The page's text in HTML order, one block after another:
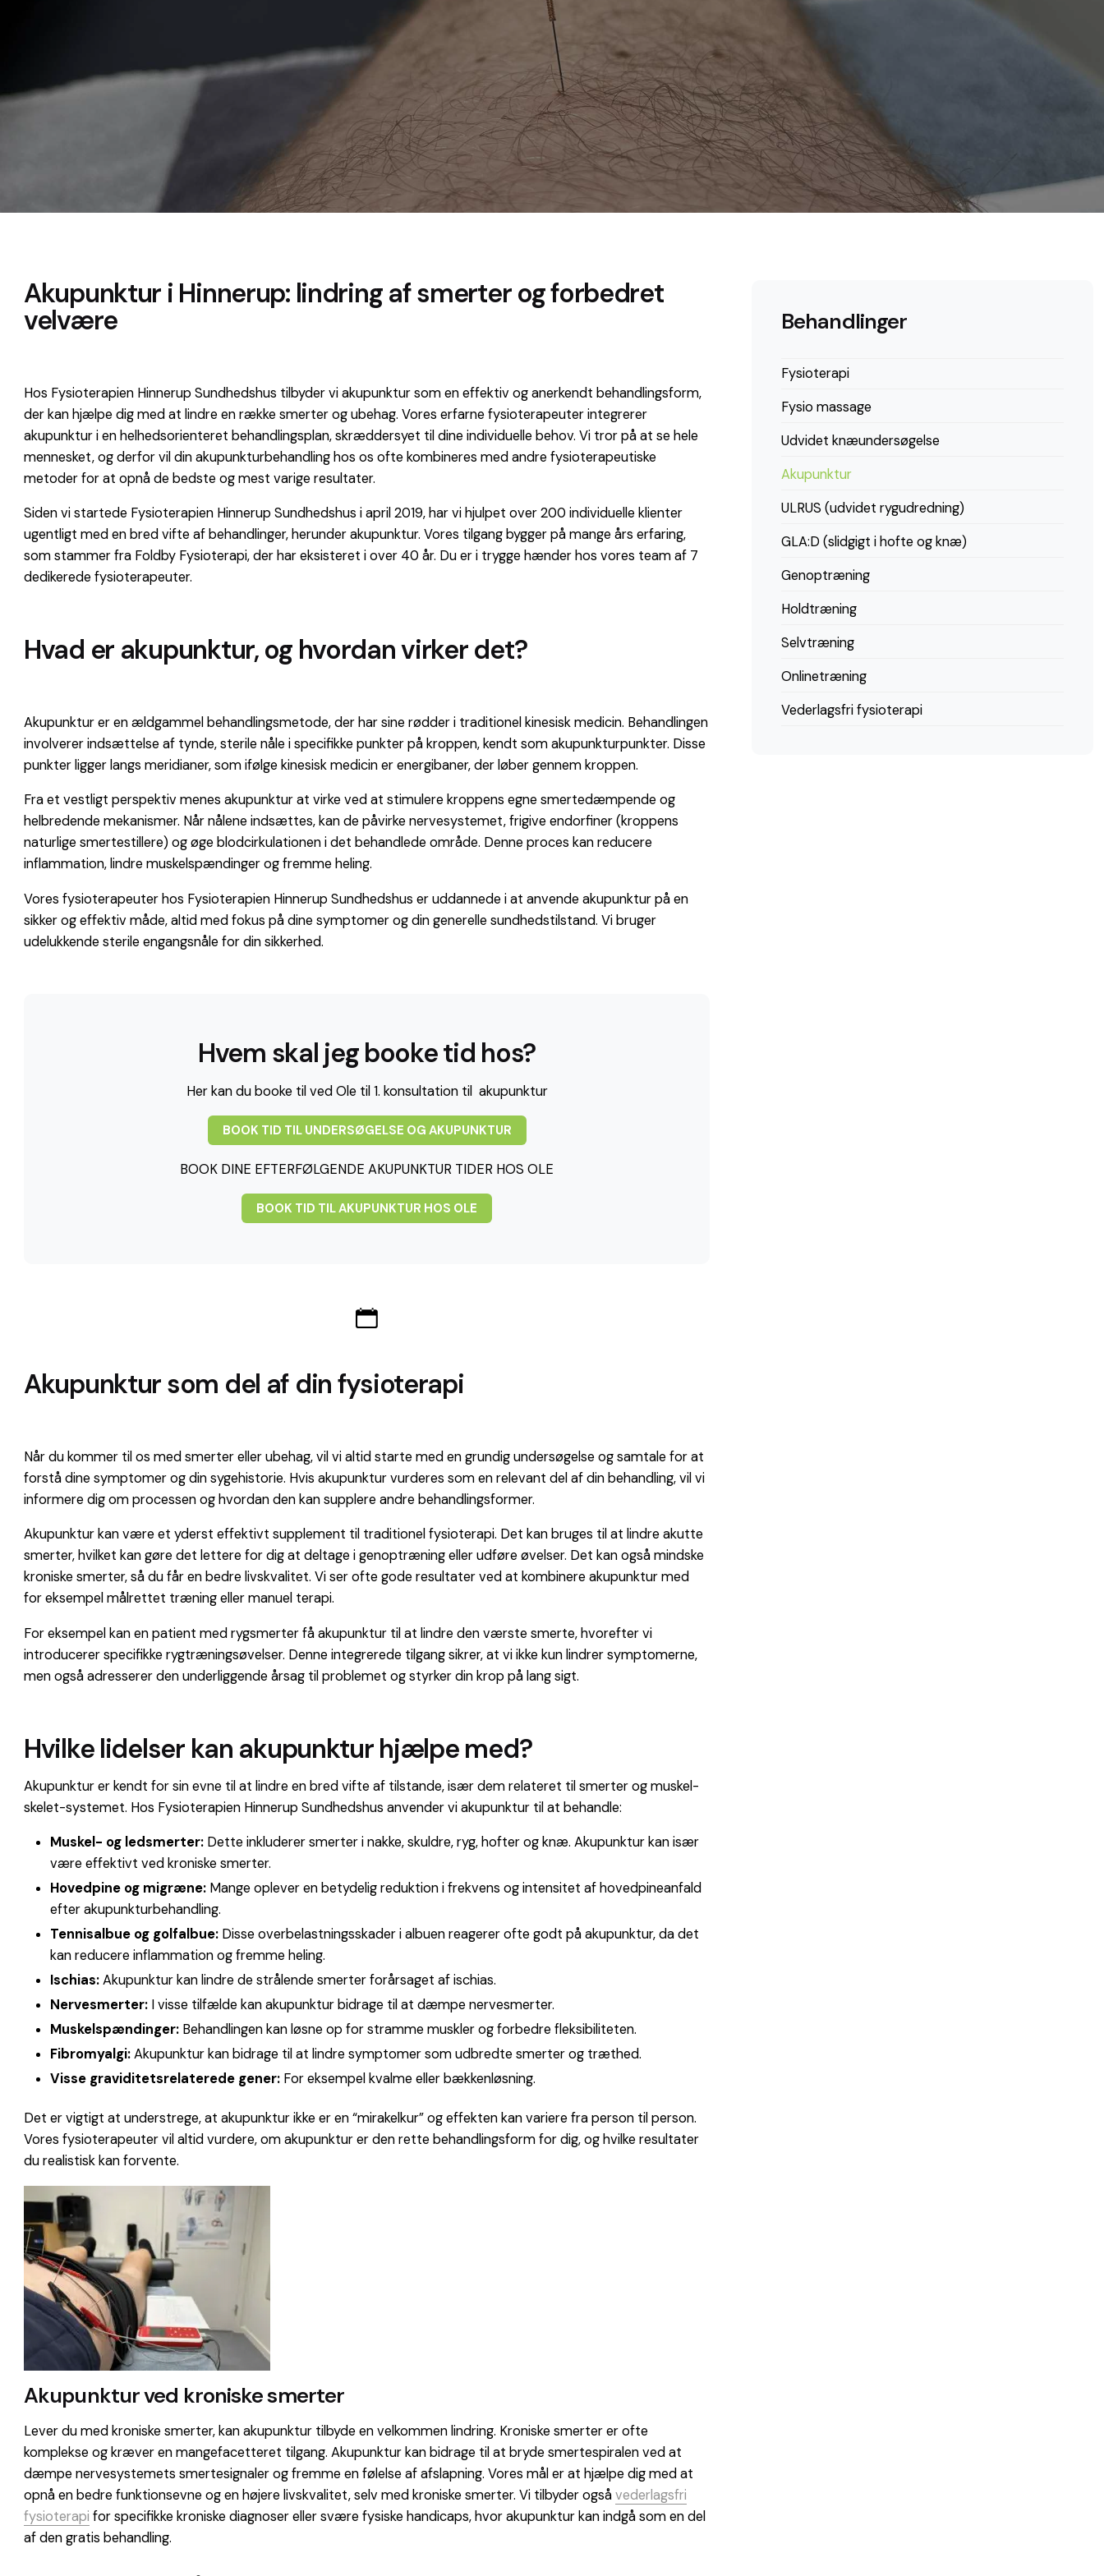
Akupunktur i Hinnerup: lindring af smerter og forbedret
velvære
Hos Fysioterapien Hinnerup Sundhedshus tilbyder vi akupunktur som en effektiv og anerkendt behandlingsform,
der kan hjælpe dig med at lindre en række smerter og ubehag. Vores erfarne fysioterapeuter integrerer
akupunktur i en helhedsorienteret behandlingsplan, skræddersyet til dine individuelle behov. Vi tror på at se hele
mennesket, og derfor vil din akupunkturbehandling hos os ofte kombineres med andre fysioterapeutiske
metoder for at opnå de bedste og mest varige resultater.
Siden vi startede Fysioterapien Hinnerup Sundhedshus i april 2019, har vi hjulpet over 200 individuelle klienter
ugentligt med en bred vifte af behandlinger, herunder akupunktur. Vores tilgang bygger på mange års erfaring,
som stammer fra Foldby Fysioterapi, der har eksisteret i over 40 år. Du er i trygge hænder hos vores team af 7
dedikerede fysioterapeuter.
Hvad er akupunktur, og hvordan virker det?
Akupunktur er en ældgammel behandlingsmetode, der har sine rødder i traditionel kinesisk medicin. Behandlingen
involverer indsættelse af tynde, sterile nåle i specifikke punkter på kroppen, kendt som akupunkturpunkter. Disse
punkter ligger langs meridianer, som ifølge kinesisk medicin er energibaner, der løber gennem kroppen.
Fra et vestligt perspektiv menes akupunktur at virke ved at stimulere kroppens egne smertedæmpende og
helbredende mekanismer. Når nålene indsættes, kan de påvirke nervesystemet, frigive endorfiner (kroppens
naturlige smertestillere) og øge blodcirkulationen i det behandlede område. Denne proces kan reducere
inflammation, lindre muskelspændinger og fremme heling.
Vores fysioterapeuter hos Fysioterapien Hinnerup Sundhedshus er uddannede i at anvende akupunktur på en
sikker og effektiv måde, altid med fokus på dine symptomer og din generelle sundhedstilstand. Vi bruger
udelukkende sterile engangsnåle for din sikkerhed.
Hvem skal jeg booke tid hos?
Her kan du booke til ved Ole til 1. konsultation til akupunktur
BOOK TID TIL UNDERSØGELSE OG AKUPUNKTUR
BOOK DINE EFTERFØLGENDE AKUPUNKTUR TIDER HOS OLE
BOOK TID TIL AKUPUNKTUR HOS OLE
Akupunktur som del af din fysioterapi
Når du kommer til os med smerter eller ubehag, vil vi altid starte med en grundig undersøgelse og samtale for at
forstå dine symptomer og din sygehistorie. Hvis akupunktur vurderes som en relevant del af din behandling, vil vi
informere dig om processen og hvordan den kan supplere andre behandlingsformer.
Akupunktur kan være et yderst effektivt supplement til traditionel fysioterapi. Det kan bruges til at lindre akutte
smerter, hvilket kan gøre det lettere for dig at deltage i genoptræning eller udføre øvelser. Det kan også mindske
kroniske smerter, så du får en bedre livskvalitet. Vi ser ofte gode resultater ved at kombinere akupunktur med
for eksempel målrettet træning eller manuel terapi.
For eksempel kan en patient med rygsmerter få akupunktur til at lindre den værste smerte, hvorefter vi
introducerer specifikke rygtræningsøvelser. Denne integrerede tilgang sikrer, at vi ikke kun lindrer symptomerne,
men også adresserer den underliggende årsag til problemet og styrker din krop på lang sigt.
Hvilke lidelser kan akupunktur hjælpe med?
Akupunktur er kendt for sin evne til at lindre en bred vifte af tilstande, især dem relateret til smerter og muskel-
skelet-systemet. Hos Fysioterapien Hinnerup Sundhedshus anvender vi akupunktur til at behandle:
Muskel- og ledsmerter: Dette inkluderer smerter i nakke, skuldre, ryg, hofter og knæ. Akupunktur kan især
være effektivt ved kroniske smerter.
Hovedpine og migræne: Mange oplever en betydelig reduktion i frekvens og intensitet af hovedpineanfald
efter akupunkturbehandling.
Tennisalbue og golfalbue: Disse overbelastningsskader i albuen reagerer ofte godt på akupunktur, da det
kan reducere inflammation og fremme heling.
Ischias:Akupunktur kan lindre de strålende smerter forårsaget af ischias.
Nervesmerter: I visse tilfælde kan akupunktur bidrage til at dæmpe nervesmerter.
Muskelspændinger: Behandlingen kan løsne op for stramme muskler og forbedre fleksibiliteten.
Fibromyalgi:Akupunktur kan bidrage til at lindre symptomer som udbredte smerter og træthed.
Visse graviditetsrelaterede gener: For eksempel kvalme eller bækkenløsning.
Det er vigtigt at understrege, at akupunktur ikke er en “mirakelkur” og effekten kan variere fra person til person.
Vores fysioterapeuter vil altid vurdere, om akupunktur er den rette behandlingsform for dig, og hvilke resultater
du realistisk kan forvente.
Akupunktur ved kroniske smerter
Lever du med kroniske smerter, kan akupunktur tilbyde en velkommen lindring. Kroniske smerter er ofte
komplekse og kræver en mangefacetteret tilgang. Akupunktur kan bidrage til at bryde smertespiralen ved at
dæmpe nervesystemets smertesignaler og fremme en følelse af afslapning. Vores mål er at hjælpe dig med at
opnå en bedre funktionsevne og en højere livskvalitet, selv med kroniske smerter. Vi tilbyder ogsåvederlagsfri
fysioterapi for specifikke kroniske diagnoser eller svære fysiske handicaps, hvor akupunktur kan indgå som en del
af den gratis behandling.
Behandlinger
Fysioterapi
Fysio massage
Udvidet knæundersøgelse
Akupunktur
ULRUS (udvidet rygudredning)
GLA:D (slidgigt i hofte og knæ)
Genoptræning
Holdtræning
Selvtræning
Onlinetræning
Vederlagsfri fysioterapi